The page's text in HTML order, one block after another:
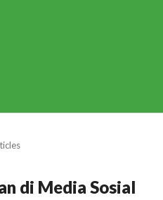
di Media Sosial